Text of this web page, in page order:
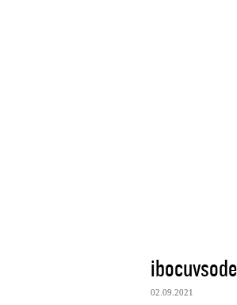
ibocuvsode
02.09.2021